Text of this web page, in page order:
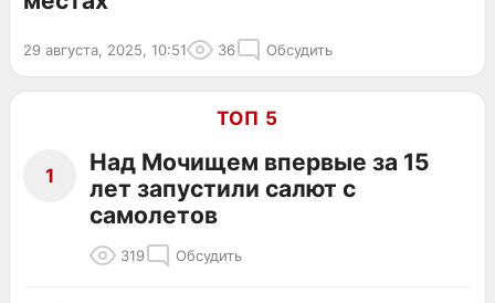
29 августа, 2025, 10:51 36 Обсудить
ТОП 5
1
Над Мочищем впервые за 15
лет запустили салют с
самолетов
319 Обсудить